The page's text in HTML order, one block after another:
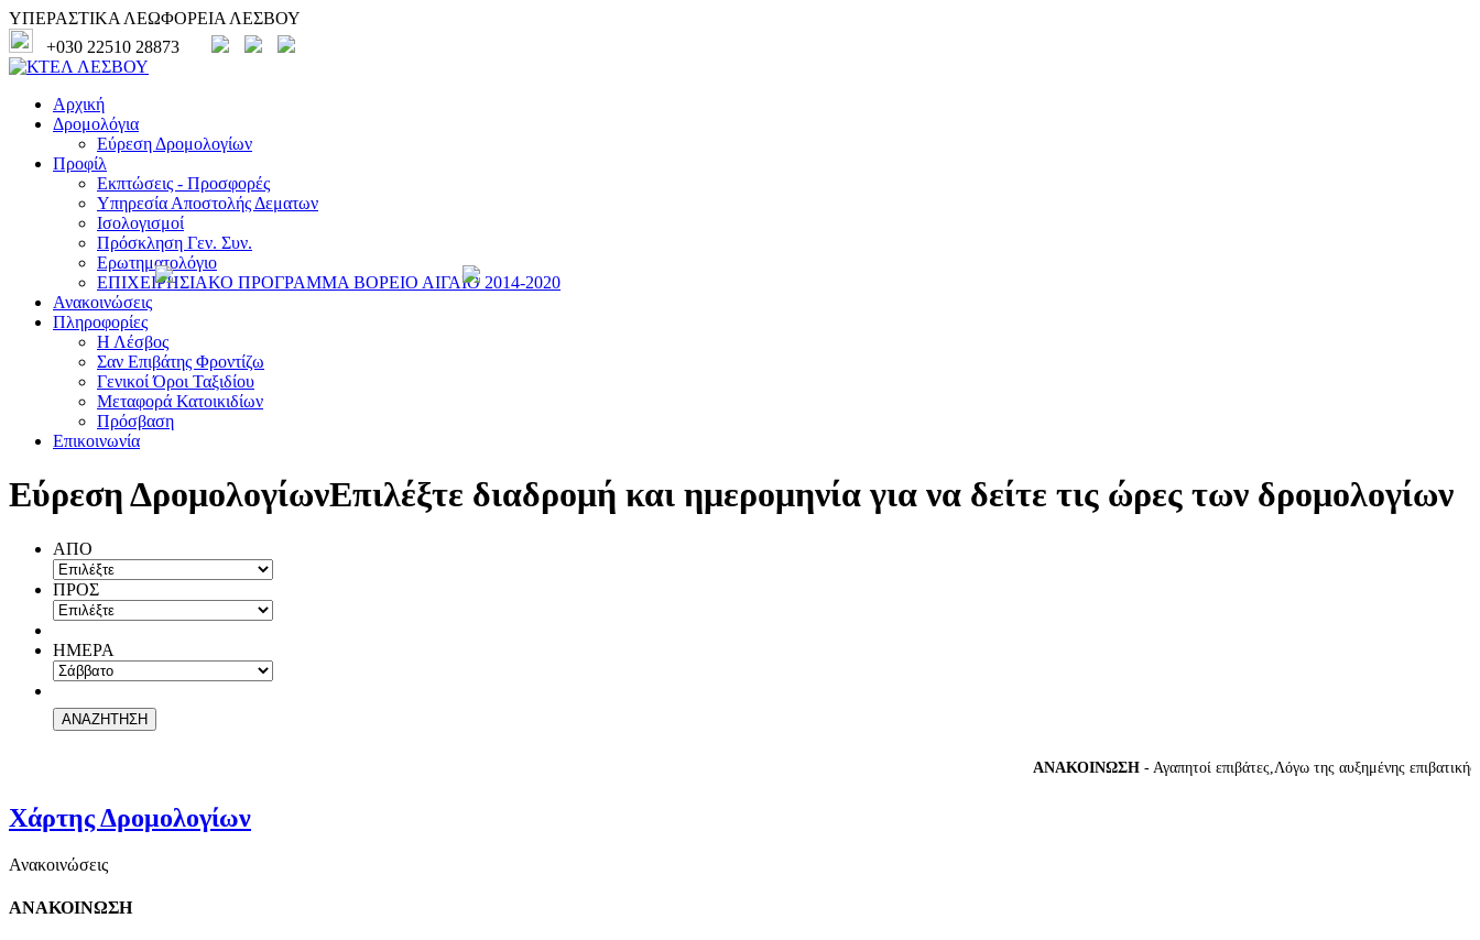
ΥΠΕΡΑΣΤΙΚΑ ΛΕΩΦΟΡΕΙΑ ΛΕΣΒΟΥ
+030 22510 28873
Αρχική
Δρομολόγια
Εύρεση Δρομολογίων
Προφίλ
Εκπτώσεις - Προσφορές
Υπηρεσία Αποστολής Δεματων
Ισολογισμοί
Πρόσκληση Γεν. Συν.
Ερωτηματολόγιο
ΕΠΙΧΕΙΡΗΣΙΑΚΟ ΠΡΟΓΡΑΜΜΑ ΒΟΡΕΙΟ ΑΙΓΑΙΟ 2014-2020
Ανακοινώσεις
Πληροφορίες
Η Λέσβος
Σαν Επιβάτης Φροντίζω
Γενικοί Όροι Ταξιδίου
Μεταφορά Κατοικιδίων
Πρόσβαση
Επικοινωνία
Εύρεση ΔρομολογίωνΕπιλέξτε διαδρομή και ημερομηνία για να δείτε τις ώρες των δρομολογίων
ΑΠΟ
ΠΡΟΣ
ΗΜΕΡΑ
ΑΝΑΚΟΙΝΩΣΗ- Αγαπητοί επιβάτες,Λόγω της αυξημένης επιβατικής
Χάρτης Δρομολογίων
Ανακοινώσεις
ΑΝΑΚΟΙΝΩΣΗ